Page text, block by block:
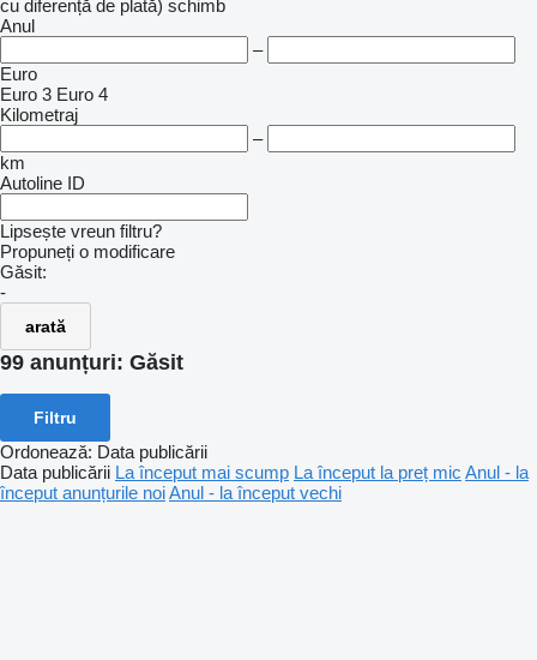
cu diferență de plată) schimb
Anul
–
Euro
Euro 3 Euro 4
Kilometraj
–
km
Autoline ID
Lipsește vreun filtru?
Propuneți o modificare
Găsit:
-
arată
99 anunțuri: Găsit
Filtru
Ordonează: Data publicării
Data publicării La început mai scump La început la preț mic Anul - la
început anunțurile noiAnul - la început vechi